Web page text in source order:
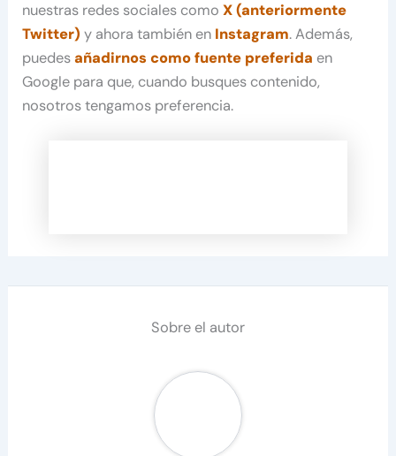
nuestras redes sociales comoX (anteriormente
Twitter) y ahora también en Instagram. Además,
puedesañadirnos como fuente preferida en
Google para que, cuando busques contenido,
nosotros tengamos preferencia.
Sobre el autor